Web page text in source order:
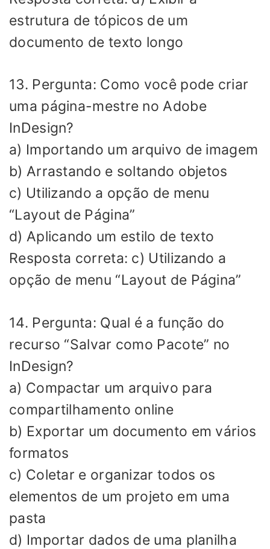
estrutura de tópicos de um
documento de texto longo
13. Pergunta: Como você pode criar
uma página-mestre no Adobe
InDesign?
a) Importando um arquivo de imagem
b) Arrastando e soltando objetos
c) Utilizando a opção de menu
“Layout de Página”
d) Aplicando um estilo de texto
Resposta correta: c) Utilizando a
opção de menu “Layout de Página”
14. Pergunta: Qual é a função do
recurso “Salvar como Pacote” no
InDesign?
a) Compactar um arquivo para
compartilhamento online
b) Exportar um documento em vários
formatos
c) Coletar e organizar todos os
elementos de um projeto em uma
pasta
d) Importar dados de uma planilha